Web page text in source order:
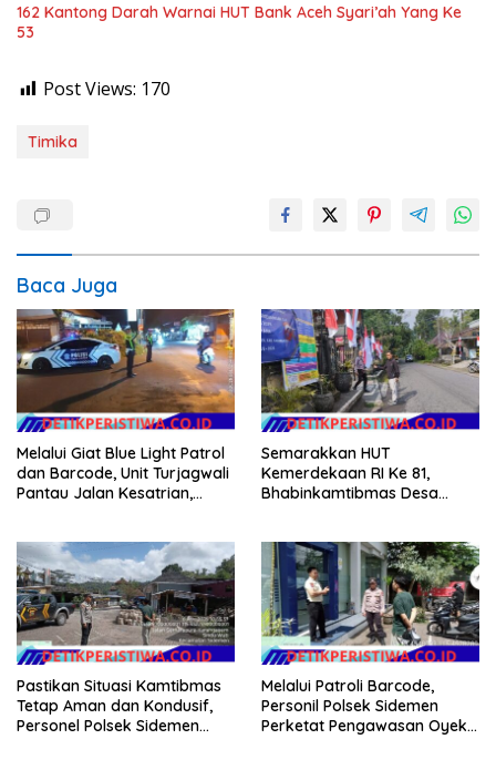
162 Kantong Darah Warnai HUT Bank Aceh Syari’ah Yang Ke
53
Post Views: 170
Timika
Baca Juga
Melalui Giat Blue Light Patrol
dan Barcode, Unit Turjagwali
Pantau Jalan Kesatrian,
Semarakkan HUT
Kemerdekaan RI Ke 81,
Bhabinkamtibmas Desa
Merah Putih
Pastikan Situasi Kamtibmas
Tetap Aman dan Kondusif,
Personel Polsek Sidemen
Melalui Patroli Barcode,
Personil Polsek Sidemen
Perketat Pengawasan Oyek